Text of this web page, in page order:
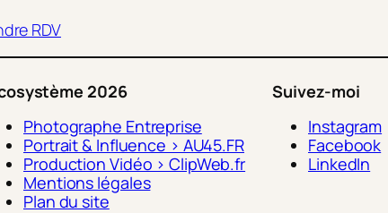
RDV
2026
Photographe Entreprise
Portrait & Influence > AU45.FR
Production Vidéo > ClipWeb.fr
Mentions légales
Plan du site
Suivez-moi
Instagram
Facebook
LinkedIn